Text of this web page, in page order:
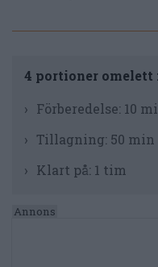
4 portioner omelett
Förberedelse: 10
Tillagning: 50 min
Klart på: 1 tim